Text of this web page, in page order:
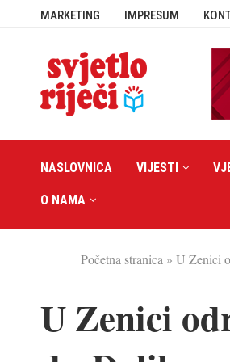
MARKETING IMPRESUM
NASLOVNICA VIJESTI
O NAMA
Početna stranica » U Zenici
U Zenici